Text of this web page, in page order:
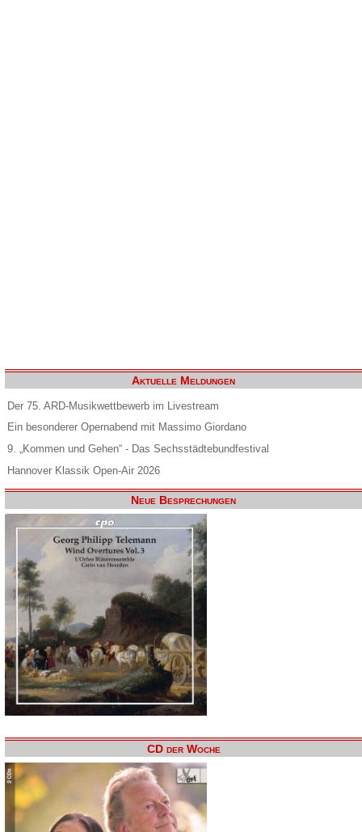
Aktuelle Meldungen
Der 75. ARD-Musikwettbewerb im Livestream
Ein besonderer Opernabend mit Massimo Giordano
9. „Kommen und Gehen“ - Das Sechsstädtebundfestival
Hannover Klassik Open-Air 2026
Neue Besprechungen
CD der Woche